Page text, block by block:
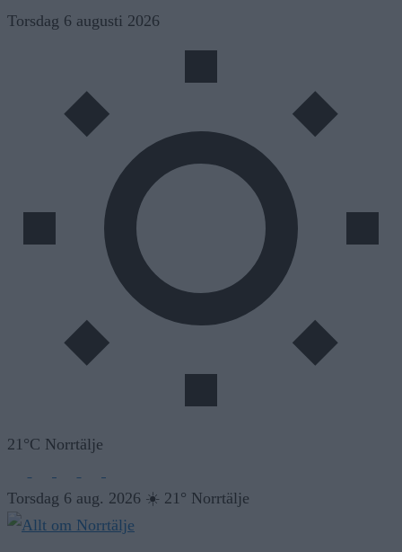
Skip
Torsdag 6 augusti 2026
21°C Norrtälje
Torsdag 6 aug. 2026 ☀️ 21° Norrtälje